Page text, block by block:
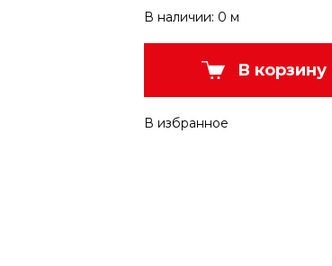
В наличии: 0 м
В корзину
В избранное